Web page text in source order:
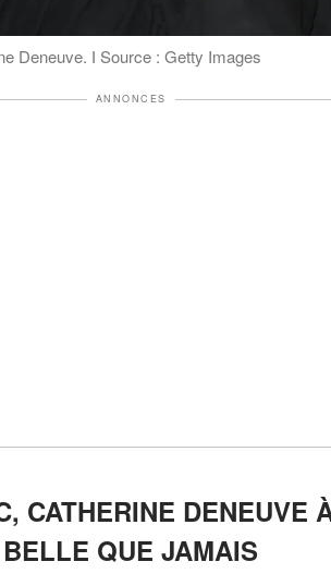
Deneuve. І Source : Getty Images
ANNONCES
CATHERINE DENEUVE
BELLE QUE JAMAIS